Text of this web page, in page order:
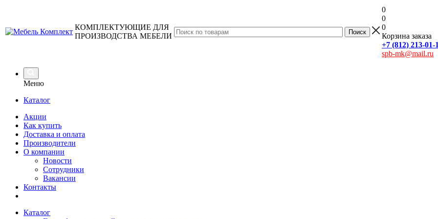
КОМПЛЕКТУЮЩИЕ ДЛЯ
ПРОИЗВОДСТВА МЕБЕЛИ
0
0
0
Корзина заказа
+7 (812) 213-01-
spb-mk@mail.ru
Меню
Каталог
Акции
Как купить
Доставка и оплата
Производители
О компании
Новости
Сотрудники
Вакансии
Контакты
Каталог